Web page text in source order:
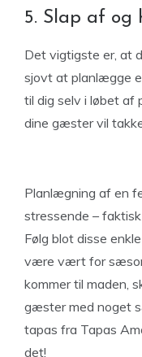
5. Slap af og
Det vigtigste er, at
sjovt at planlægge
til dig selv i løbet af
dine gæster vil
Planlægning af en
stressende –
Følg blot disse
være vært for
kommer til maden,
gæster med noget
tapas fra Tapas
det!